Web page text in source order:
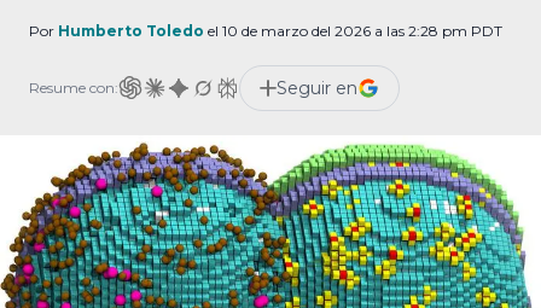
Por Humberto Toledo el 10 de marzo del 2026 a las 2:28 pm PDT
Resume con: Seguir en